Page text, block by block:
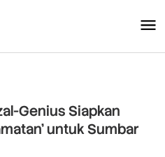
Genius Siapkan
untuk Sumbar